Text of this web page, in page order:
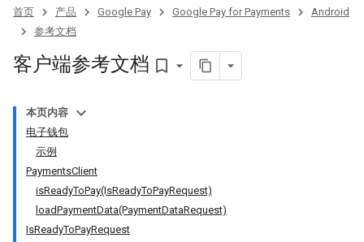
首页 产品 Google Pay Google Pay for Payments
Android
参考文档
客户端参考文档 bookmark_border
本页内容
电子钱包
示例
PaymentsClient
isReadyToPay(IsReadyToPayRequest)
loadPaymentData(PaymentDataRequest)
IsReadyToPayRequest